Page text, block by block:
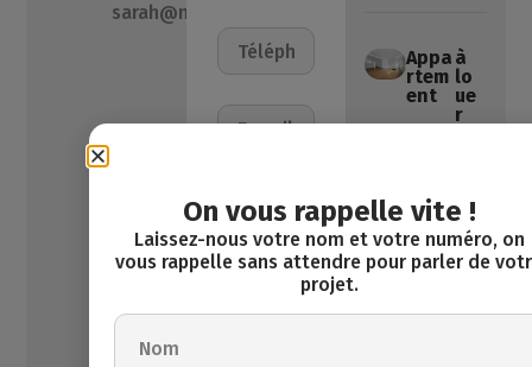
sarah@maxinvest.be
Appa
rtem
ent
à
lo
ue
r
cha
mbre
60
m²
On vous rappelle vite !
Laissez-nous votre nom et votre numéro, on
vous rappelle sans attendre pour parler de
projet.